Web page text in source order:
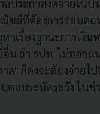
ลประกาศงดจ่ายใน
ชย์ที่ต้องการรอบคอ
เรื่องฐานะการเงิน
น ถ้า ธปท. ไม่ออกแ
ล" ก็คงจะต้องจ่ายไ
คอบระมัดระวัง ใน